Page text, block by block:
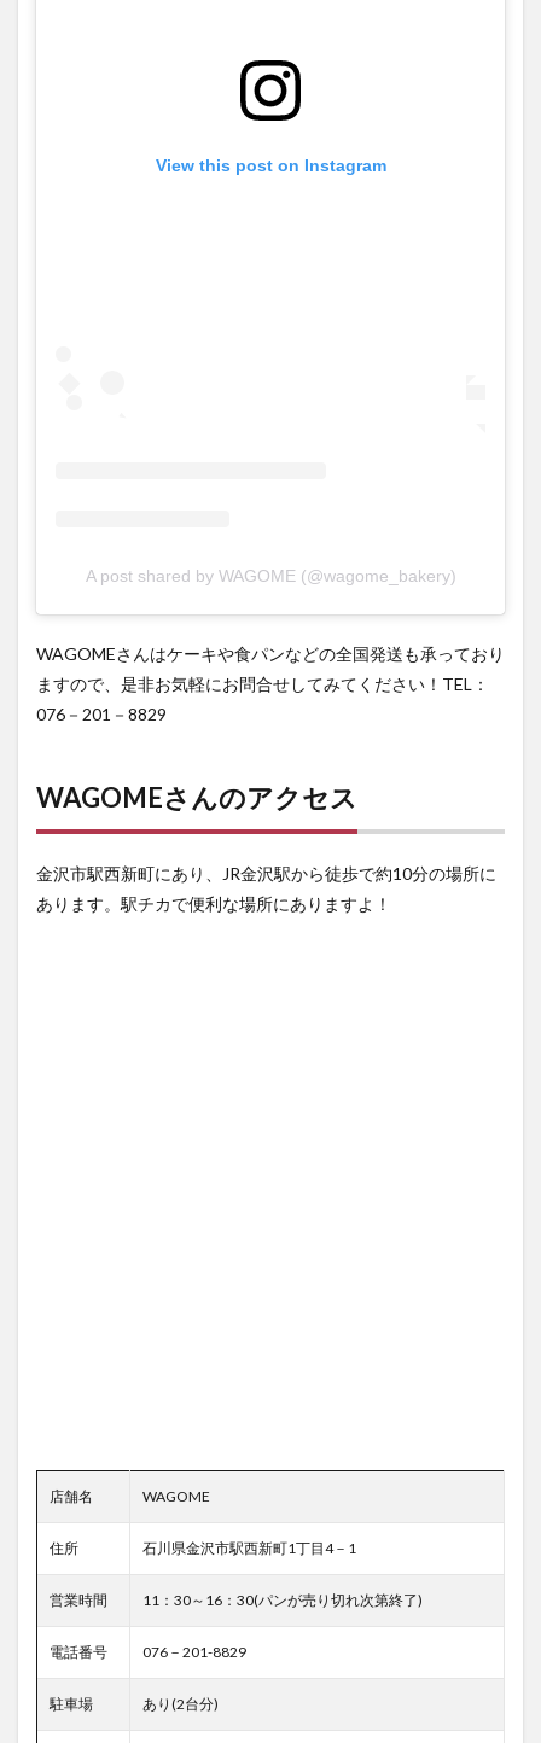
View this post on Instagram
A post shared by WAGOME (@wagome_bakery)
WAGOMEさんはケーキや食パンなどの全国発送も承っており
ますので、是非お気軽にお問合せしてみてください！TEL：
076－201－8829
WAGOMEさんのアクセス
金沢市駅西新町にあり、JR金沢駅から徒歩で約10分の場所に
あります。駅チカで便利な場所にありますよ！
店舗名 WAGOME
住所 石川県金沢市駅西新町1丁目4－1
営業時間 11：30～16：30(パンが売り切れ次第終了)
電話番号 076－201-8829
駐車場 あり(2台分)